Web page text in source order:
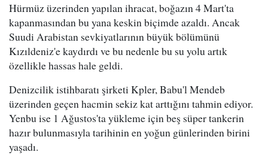
Hürmüz üzerinden yapılan ihracat, boğazın 4 Mart'ta
kapanmasından bu yana keskin biçimde azaldı. Ancak
Suudi Arabistan sevkiyatlarının büyük bölümünü
Kızıldeniz'e kaydırdı ve bu nedenle bu su yolu artık
özellikle hassas hale geldi.
Denizcilik istihbaratı şirketi Kpler, Babu'l Mendeb
üzerinden geçen hacmin sekiz kat arttığını tahmin ediyor.
Yenbu ise 1 Ağustos'ta yükleme için beş süper tankerin
hazır bulunmasıyla tarihinin en yoğun günlerinden birini
yaşadı.